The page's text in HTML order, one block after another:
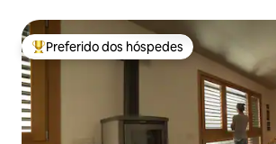
Entre os melhores preferidos dos hóspedes
Preferido dos hóspedes